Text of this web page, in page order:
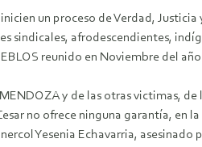
un proceso de Verdad,
afrodescendientes,
reunido en Noviembre del
y de las otras victimas,
no ofrece ninguna garantía,
Yesenia Echavarria, asesinado